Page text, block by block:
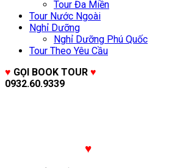
Tour Đa Miền
Tour Nước Ngoài
Nghỉ Dưỡng
Nghỉ Dưỡng Phú Quốc
Tour Theo Yêu Cầu
♥ GỌI BOOK TOUR ♥
0932.60.9339
♥Chọn Tour Yêu